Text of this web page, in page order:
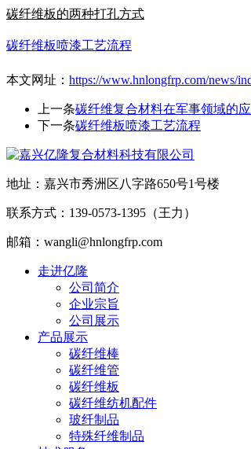
碳纤维板的两种打孔方式
碳纤维板喷漆工艺流程
本文网址： https://www.hnlongfrp.com/news/
上一条碳纤维复合材料在军事领域的应
下一条碳纤维板喷漆工艺流程
地址：嘉兴市秀洲区八字路650号1号楼
联系方式：139-0573-1395（王力）
邮箱：wangli@hnlongfrp.com
走进亿隆
公司简介
企业宗旨
公司展示
产品展示
碳纤维棒
碳纤维管
碳纤维板
碳纤维纺机配件
玻纤制品
特殊纤维制品